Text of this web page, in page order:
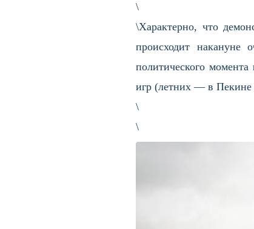
\
\Характерно, что
происходит накануне
политического
игр (летних — в Пекине
\
\